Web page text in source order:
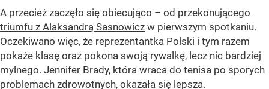
A przecież zaczęło się obiecująco – od przekonującego
triumfu z Alaksandrą Sasnowicz w pierwszym spotkaniu.
Oczekiwano więc, że reprezentantka Polski i tym razem
pokaże klasę oraz pokona swoją rywalkę, lecz nic bardziej
mylnego. Jennifer Brady, która wraca do tenisa po sporych
problemach zdrowotnych, okazała się lepsza.